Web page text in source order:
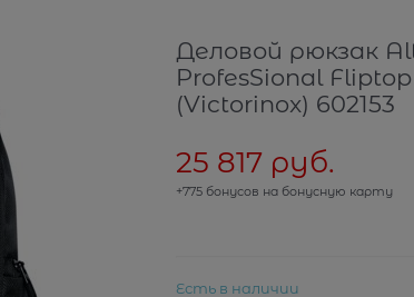
Деловой рюкзак
ProfesSional
(Victorinox) 602153
25 817 руб.
+775 бонусов на бонусную карту
Есть в наличии